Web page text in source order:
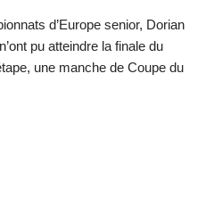
d’Europe senior, Dorian
pu atteindre la finale du
une manche de Coupe du